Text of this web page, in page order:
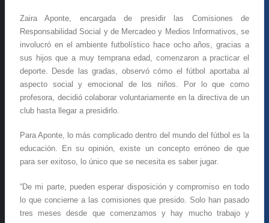
Zaira Aponte, encargada de presidir las Comisiones de
Responsabilidad Social y de Mercadeo y Medios Informativos, se
involucró en el ambiente futbolístico hace ocho años, gracias a
sus hijos que a muy temprana edad, comenzaron a practicar el
deporte. Desde las gradas, observó cómo el fútbol aportaba al
aspecto social y emocional de los niños. Por lo que como
profesora, decidió colaborar voluntariamente en la directiva de un
club hasta llegar a presidirlo.
Para Aponte, lo más complicado dentro del mundo del fútbol es la
educación. En su opinión, existe un concepto erróneo de que
para ser exitoso, lo único que se necesita es saber jugar.
“De mi parte, pueden esperar disposición y compromiso en todo
lo que concierne a las comisiones que presido. Solo han pasado
tres meses desde que comenzamos y hay mucho trabajo y